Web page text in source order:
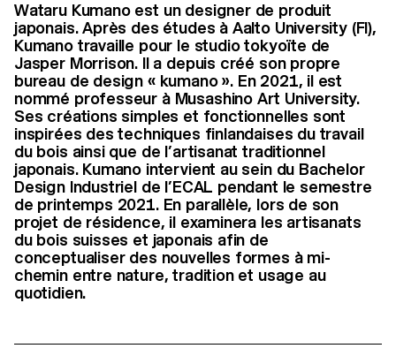
Wataru Kumano est un designer de produit
japonais. Après des études à Aalto University (FI),
Kumano travaille pour le studio tokyoïte de
Jasper Morrison. Il a depuis créé son propre
bureau de design « kumano ». En 2021, il est
nommé professeur à Musashino Art University.
Ses créations simples et fonctionnelles sont
inspirées des techniques finlandaises du travail
du bois ainsi que de l’artisanat traditionnel
japonais. Kumano intervient au sein du Bachelor
Design Industriel de l’ECAL pendant le semestre
de printemps 2021. En parallèle, lors de son
projet de résidence, il examinera les artisanats
du bois suisses et japonais afin de
conceptualiser des nouvelles formes à mi-
chemin entre nature, tradition et usage au
quotidien.